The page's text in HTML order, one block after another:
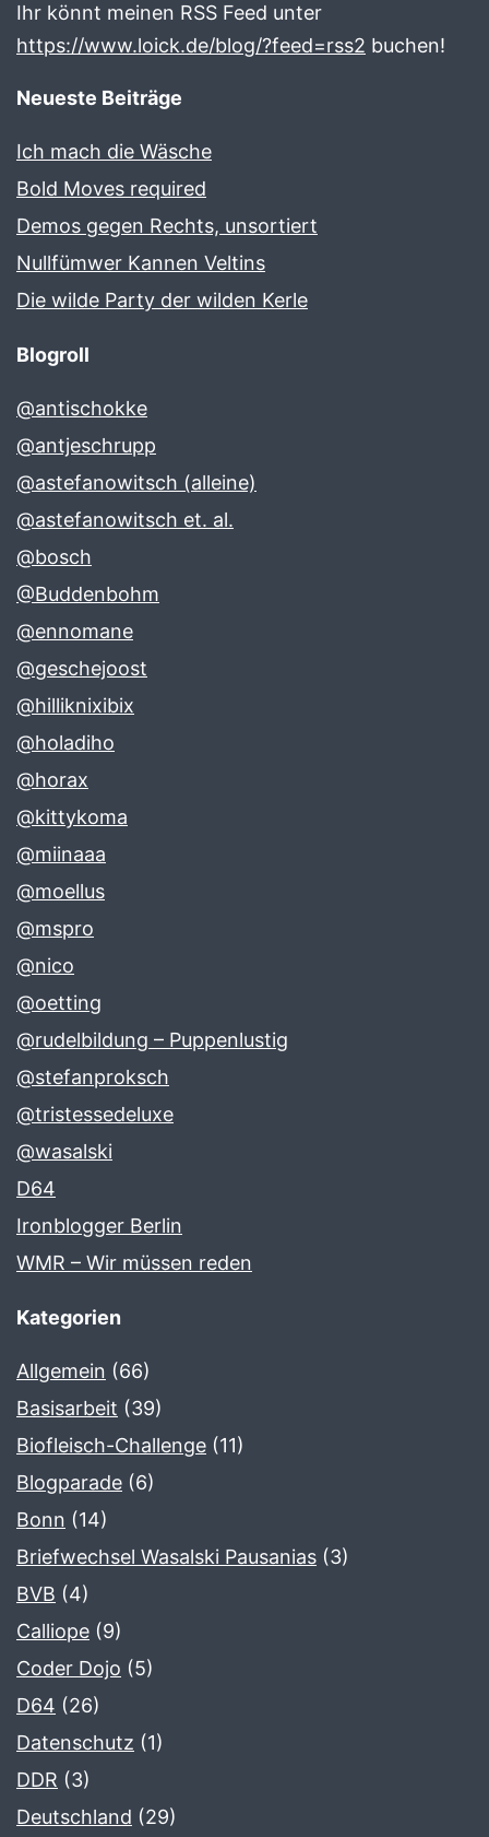
Ihr könnt meinen RSS Feed unter
https://www.loick.de/blog/?feed=rss2 buchen!
Neueste Beiträge
Ich mach die Wäsche
Bold Moves required
Demos gegen Rechts, unsortiert
Nullfümwer Kannen Veltins
Die wilde Party der wilden Kerle
Blogroll
@antischokke
@antjeschrupp
@astefanowitsch (alleine)
@astefanowitsch et. al.
@bosch
@Buddenbohm
@ennomane
@geschejoost
@hilliknixibix
@holadiho
@horax
@kittykoma
@miinaaa
@moellus
@mspro
@nico
@oetting
@rudelbildung – Puppenlustig
@stefanproksch
@tristessedeluxe
@wasalski
D64
Ironblogger Berlin
WMR – Wir müssen reden
Kategorien
Allgemein (66)
Basisarbeit (39)
Biofleisch-Challenge (11)
Blogparade (6)
Bonn (14)
Briefwechsel Wasalski Pausanias (3)
BVB (4)
Calliope (9)
Coder Dojo (5)
D64 (26)
Datenschutz (1)
DDR (3)
Deutschland (29)